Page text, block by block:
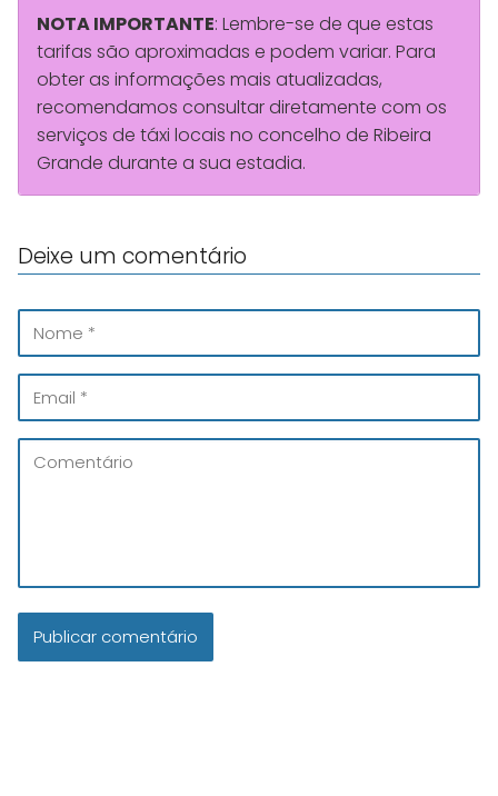
NOTA IMPORTANTE: Lembre-se de que estas
tarifas são aproximadas e podem variar. Para
obter as informações mais atualizadas,
recomendamos consultar diretamente com os
serviços de táxi locais no concelho de Ribeira
Grande durante a sua estadia.
Deixe um comentário